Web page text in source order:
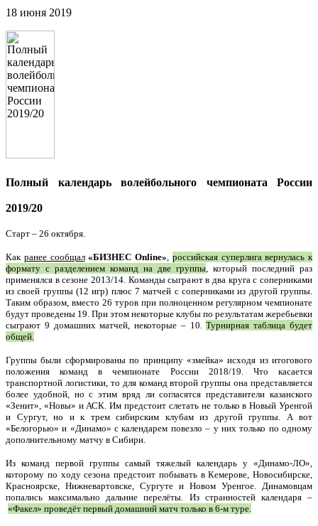
18 июня 2019
Полный календарь волейбольного чемпионата России
2019/20
Старт – 26 октября.
Как ранее сообщал «БИЗНЕС Online», российская суперлига вернулась к
формату с разделением команд на две группы, который последний раз
применялся в сезоне 2013/14. Команды сыграют в два круга с соперниками
из своей группы (12 игр) плюс 7 матчей с соперниками из другой группы.
Таким образом, вместо 26 туров при полноценном регулярном чемпионате
будут проведены 19. При этом некоторые клубы по результатам жеребьевки
сыграют 9 домашних матчей, некоторые – 10.Турнирная таблица будет
общей.
Группы были сформированы по принципу «змейка» исходя из итогового
положения команд в чемпионате России 2018/19. Что касается
транспортной логистики, то для команд второй группы она представляется
более удобной, но с этим вряд ли согласятся представители казанского
«Зенит», «Новы» и АСК. Им предстоит слетать не только в Новый Уренгой
и Сургут, но и к трем сибирским клубам из другой группы. А вот
«Белогорью» и «Динамо» с календарем повезло – у них только по одному
дополнительному матчу в Сибири.
Из команд первой группы самый тяжелый календарь у «Динамо-ЛО»,
которому по ходу сезона предстоит побывать в Кемерове, Новосибирске,
Красноярске, Нижневартовске, Сургуте и Новом Уренгое. Динамовцам
попались максимально дальние перелёты. Из странностей календаря –
«Факел» проведёт первый домашний матч только в 6-м туре.